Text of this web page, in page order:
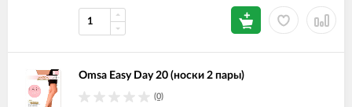
Omsa Easy Day 20 (носки 2 пары)
(0)